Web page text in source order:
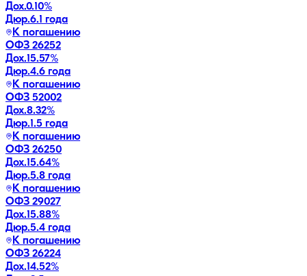
Дох.0.10%
Дюр.6.1 года
К погашению
ОФЗ 26252
Дох.15.57%
Дюр.4.6 года
К погашению
ОФЗ 52002
Дох.8.32%
Дюр.1.5 года
К погашению
ОФЗ 26250
Дох.15.64%
Дюр.5.8 года
К погашению
ОФЗ 29027
Дох.15.88%
Дюр.5.4 года
К погашению
ОФЗ 26224
Дох.14.52%